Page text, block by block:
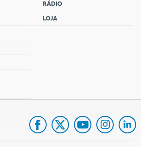
RÁDIO
LOJA